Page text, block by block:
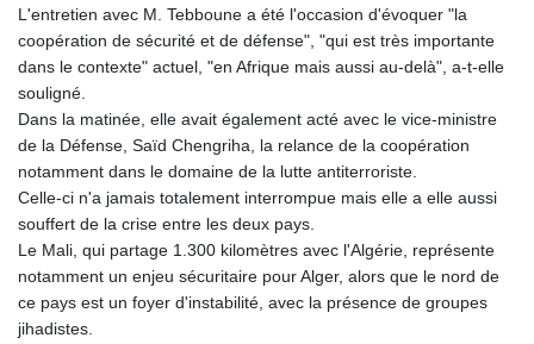
L'entretien avec M. Tebboune a été l'occasion d'évoquer "la
coopération de sécurité et de défense", "qui est très importante
dans le contexte" actuel, "en Afrique mais aussi au-delà", a-t-elle
souligné.
Dans la matinée, elle avait également acté avec le vice-ministre
de la Défense, Saïd Chengriha, la relance de la coopération
notamment dans le domaine de la lutte antiterroriste.
Celle-ci n'a jamais totalement interrompue mais elle a elle aussi
souffert de la crise entre les deux pays.
Le Mali, qui partage 1.300 kilomètres avec l'Algérie, représente
notamment un enjeu sécuritaire pour Alger, alors que le nord de
ce pays est un foyer d'instabilité, avec la présence de groupes
jihadistes.